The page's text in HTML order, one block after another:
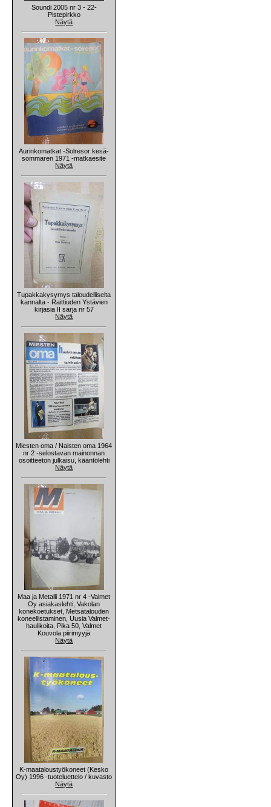
Soundi 2005 nr 3 - 22-
Pistepirkko
Näytä
Aurinkomatkat -Solresor kesä-
sommaren 1971 -matkaesite
Näytä
Tupakkakysymys taloudelliselta
kannalta - Raittiuden Ystävien
kirjasia II sarja nr 57
Näytä
Miesten oma / Naisten oma 1964
nr 2 -selostavan mainonnan
osoitteeton julkaisu, kääntölehti
Näytä
Maa ja Metalli 1971 nr 4 -Valmet
Oy asiakaslehti, Vakolan
konekoetukset, Metsätalouden
koneellistaminen, Uusia Valmet-
haulikoita, Pika 50, Valmet
Kouvola piirimyyjä
Näytä
K-maataloustyökoneet (Kesko
Oy) 1996 -tuoteluettelo / kuvasto
Näytä